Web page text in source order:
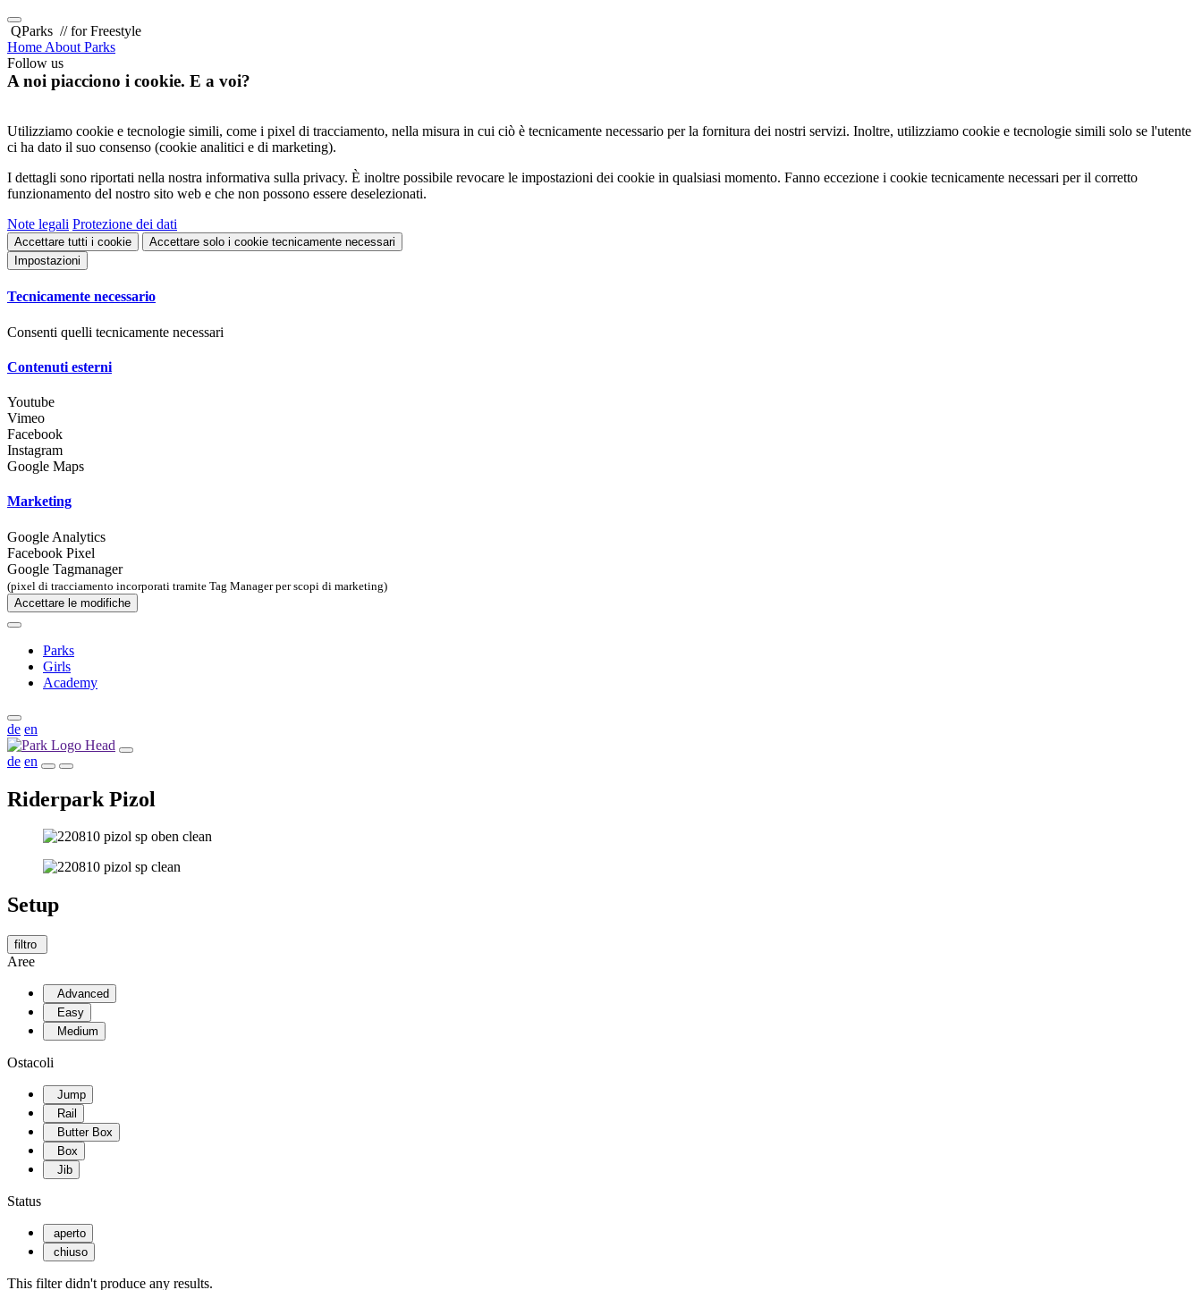
QParks // for Freestyle
Home About Parks
Follow us
A noi piacciono i cookie. E a voi?
Utilizziamo cookie e tecnologie simili, come i pixel di tracciamento, nella misura in cui ciò è tecnicamente necessario per la fornitura dei nostri servizi. Inoltre, utilizziamo cookie e tecnologie simili solo se l'utente
ci ha dato il suo consenso (cookie analitici e di marketing).
I dettagli sono riportati nella nostra informativa sulla privacy. È inoltre possibile revocare le impostazioni dei cookie in qualsiasi momento. Fanno eccezione i cookie tecnicamente necessari per il corretto
funzionamento del nostro sito web e che non possono essere deselezionati.
Note legali Protezione dei dati
Accettare tutti i cookie
Accettare solo i cookie tecnicamente necessari
Impostazioni
Tecnicamente necessario
Consenti quelli tecnicamente necessari
Contenuti esterni
Youtube
Vimeo
Facebook
Instagram
Google Maps
Marketing
Google Analytics
Facebook Pixel
Google Tagmanager
(pixel di tracciamento incorporati tramite Tag Manager per scopi di marketing)
Accettare le modifiche
Parks
Girls
Academy
de en
de en
Riderpark Pizol
Setup
filtro
Aree
Advanced
Easy
Medium
Ostacoli
Jump
Rail
Butter Box
Box
Jib
Status
aperto
chiuso
This filter didn't produce any results.